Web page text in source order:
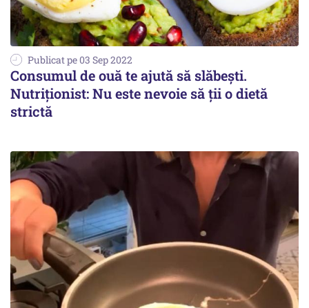
Publicat pe 03 Sep 2022
Consumul de ouă te ajută să slăbești.
Nutriționist: Nu este nevoie să ţii o dietă
strictă